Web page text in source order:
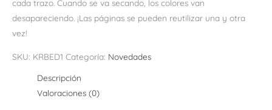
cada trazo. Cuando se va secando, los colores van
desapareciendo. ¡Las páginas se pueden reutilizar una y otra
vez!
SKU: KRBED1 Categoría: Novedades
Descripción
Valoraciones (0)